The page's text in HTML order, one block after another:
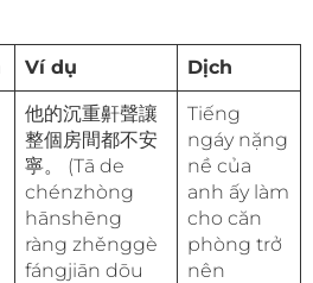
Ví dụ Dịch
他的沉重鼾聲讓
整個房間都不安
寧。 (Tā de
chénzhòng
hānshēng
ràng zhěnggè
fángjiān dōu
Tiếng
ngáy nặng
nề của
anh ấy làm
cho căn
phòng trở
nên